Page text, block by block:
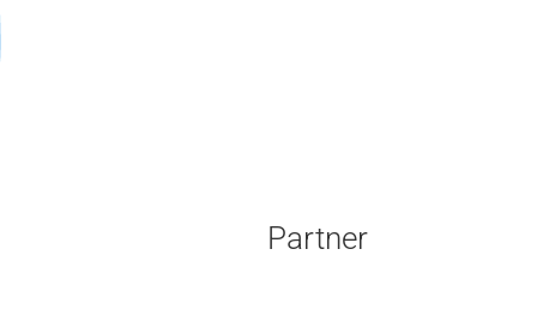
Partner